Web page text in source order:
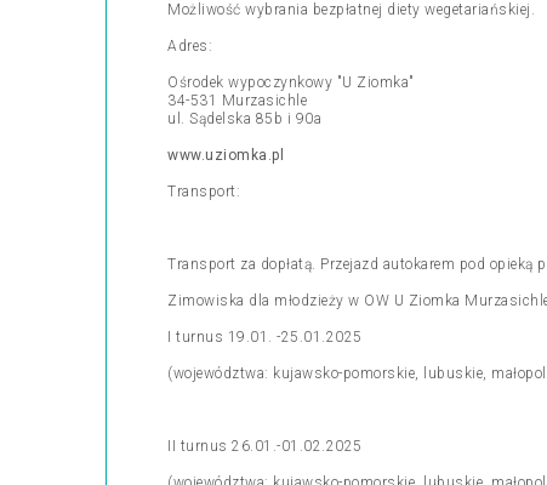
Możliwość wybrania bezpłatnej diety wegetariańskiej.
Adres:
Ośrodek wypoczynkowy "U Ziomka"
34-531 Murzasichle
ul. Sądelska 85b i 90a
www.uziomka.pl
Transport:
Transport za dopłatą. Przejazd autokarem pod
Zimowiska dla młodzieży w OW U Ziomka
I turnus 19.01. -25.01.2025
(województwa: kujawsko-pomorskie, lubuskie,
II turnus 26.01.-01.02.2025